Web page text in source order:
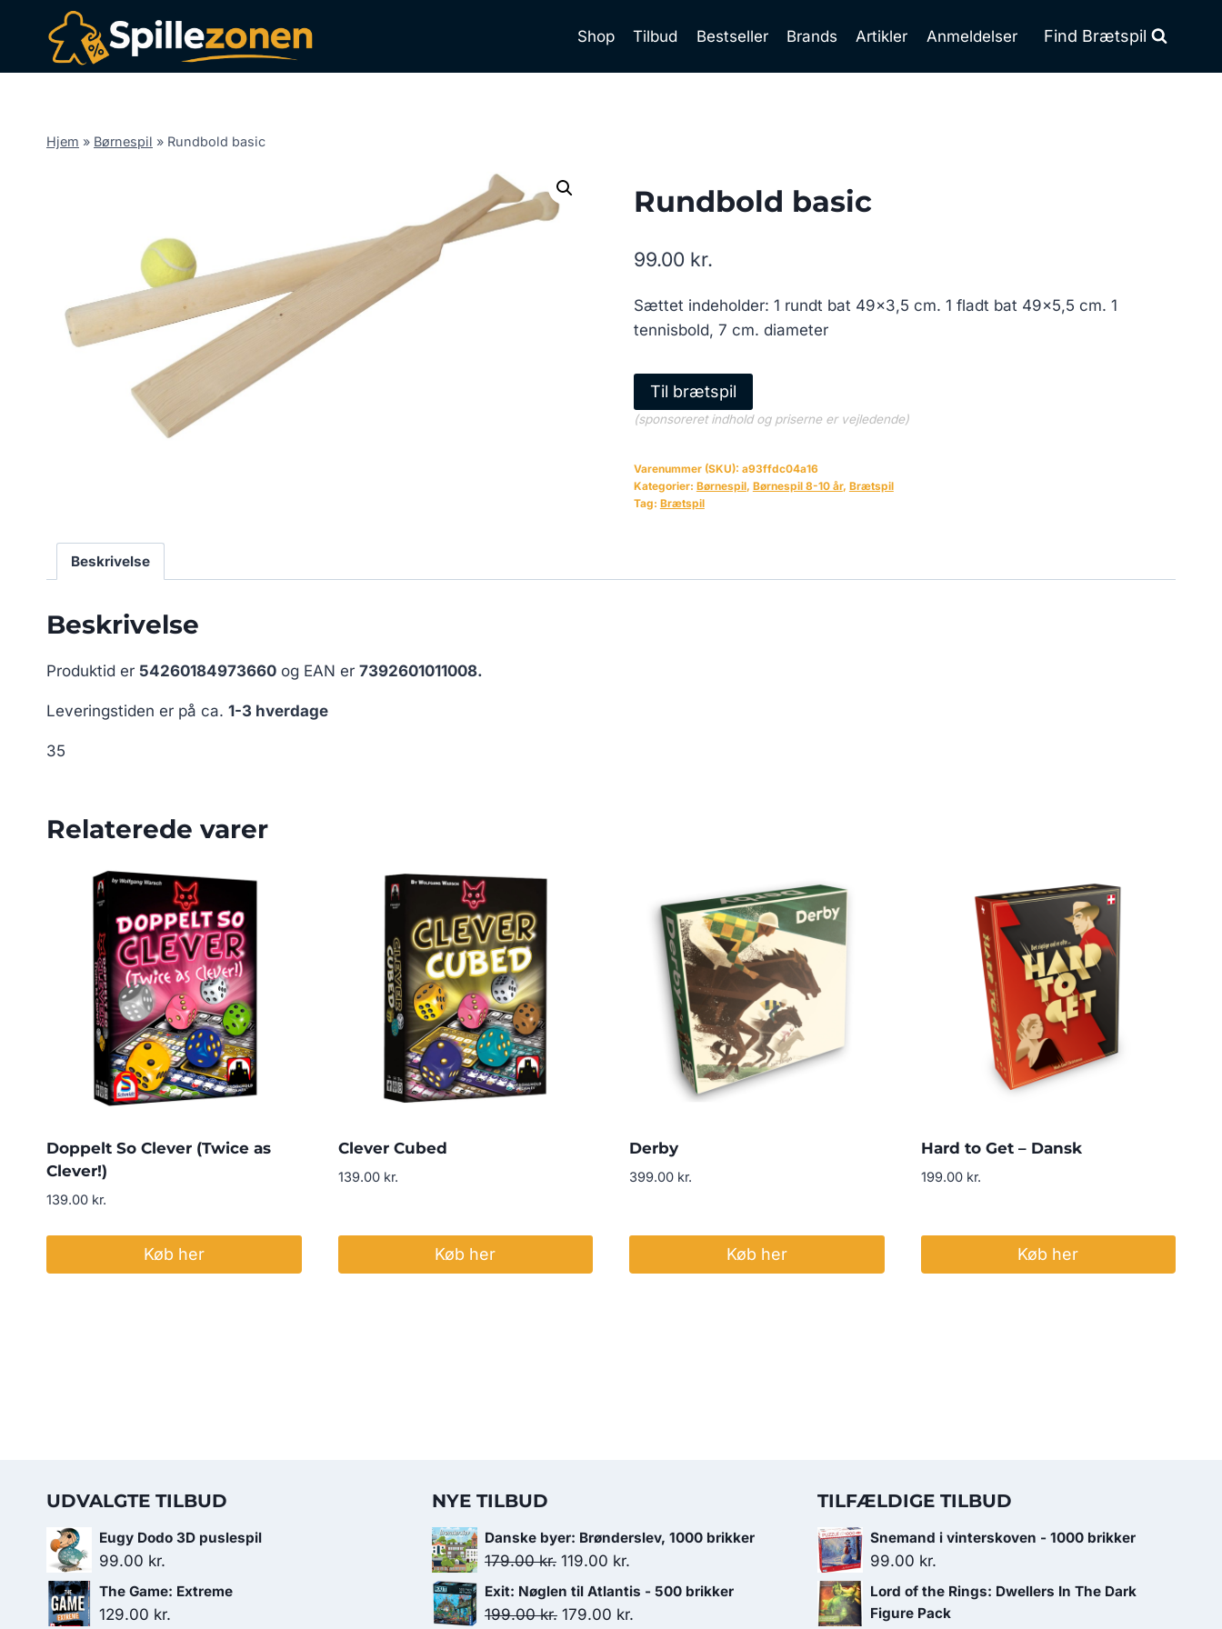
Shop Tilbud Bestseller Brands Artikler Anmeldelser Find Brætspil
Hjem » Børnespil » Rundbold basic
Rundbold basic
99.00 kr.
Sættet indeholder: 1 rundt bat 49×3,5 cm. 1 fladt bat 49×5,5 cm. 1
tennisbold, 7 cm. diameter
Til brætspil
(sponsoreret indhold og priserne er vejledende)
Varenummer (SKU): a93ffdc04a16
Kategorier: Børnespil, Børnespil 8-10 år, Brætspil
Tag: Brætspil
Beskrivelse
Beskrivelse
Produktid er 54260184973660 og EAN er 7392601011008.
Leveringstiden er på ca. 1-3 hverdage
35
Relaterede varer
Doppelt So Clever (Twice as
Clever!)
139.00 kr.
Køb her
Clever Cubed
139.00 kr.
Køb her
Derby
399.00 kr.
Køb her
Hard to Get – Dansk
199.00 kr.
Køb her
UDVALGTE TILBUD
Eugy Dodo 3D puslespil
99.00 kr.
The Game: Extreme
129.00 kr.
NYE TILBUD
Danske byer: Brønderslev, 1000 brikker
179.00kr. Den
oprindelige
pris
119.00 kr.
aktuelle
pris
Exit: Nøglen til Atlantis - 500 brikker
199.00kr. Den
179.00 kr.
TILFÆLDIGE TILBUD
Snemand i vinterskoven - 1000 brikker
99.00 kr.
Lord of the Rings: Dwellers In The Dark
Figure Pack